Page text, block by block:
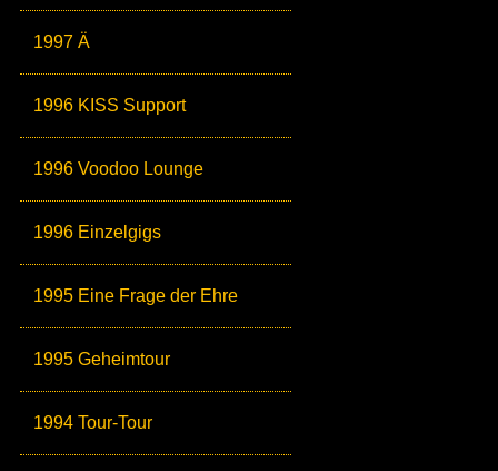
1997 Ä
1996 KISS Support
1996 Voodoo Lounge
1996 Einzelgigs
1995 Eine Frage der Ehre
1995 Geheimtour
1994 Tour-Tour